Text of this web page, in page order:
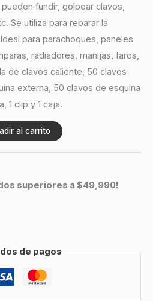
fundir, golpear clavos,
Se utiliza para reparar la
para parachoques, paneles
radiadores, manijas, faros,
de clavos caliente, 50 clavos
externa, 50 clavos de esquina
1 clip y 1 caja.
al carrito
superiores a $49,990!
de pagos